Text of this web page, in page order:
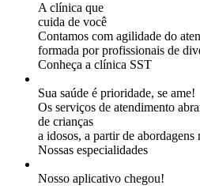
A clínica que
cuida de você
Contamos com agilidade do
formada por profissionais de
Conheça a clínica SST
Sua saúde é prioridade, se ame!
Os serviços de atendimento
de crianças
a idosos, a partir de abordagens
Nossas especialidades
Nosso aplicativo chegou!